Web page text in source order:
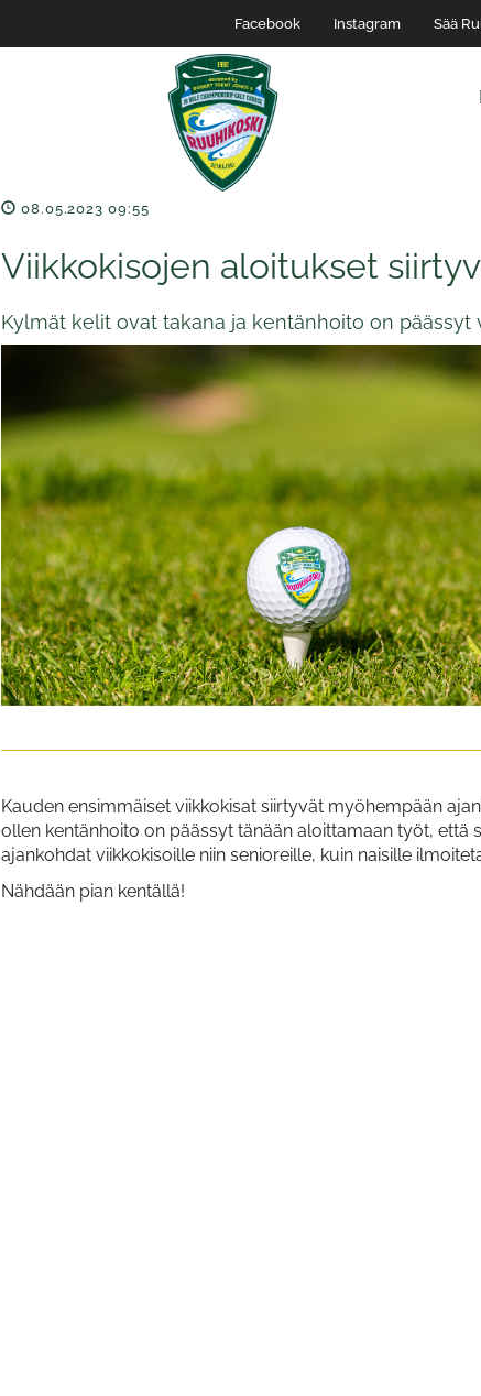
Facebook Instagram Sää
08.05.2023 09:55
Viikkokisojen aloitukset
Kylmät kelit ovat takana ja kentänhoito on
Kauden ensimmäiset viikkokisat siirtyvät myöhempään
ollen kentänhoito on päässyt tänään aloittamaan työt,
ajankohdat viikkokisoille niin senioreille, kuin naisille
Nähdään pian kentällä!